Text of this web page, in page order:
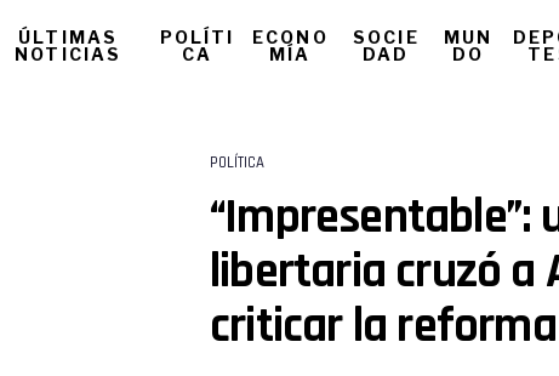
ÚLTIMAS
NOTICIAS
POLÍTI
CA
ECONO
MÍA
SOCIE
DAD
MUN
DO
POLÍTICA
“Impresentable”:
libertaria cruzó a
criticar la